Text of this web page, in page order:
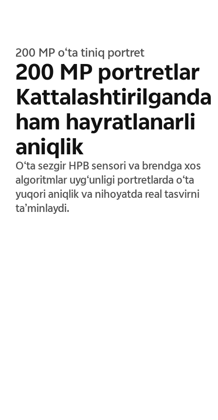
200 MP o‘ta tiniq portret
200 MP portretlar
Kattalashtirilganda
ham hayratlanarli
aniqlik
O‘ta sezgir HPB sensori va brendga xos
algoritmlar uyg‘unligi portretlarda o‘ta
yuqori aniqlik va nihoyatda real tasvirni
ta’minlaydi.